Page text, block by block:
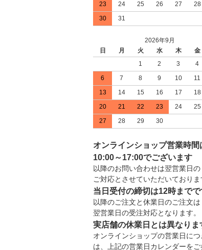
23
24 25 26 27 28
30
31
2026年9月
日
月 火 水 木 金
1
2 3 4
6
7 8 9 10 11
13
14 15 16 17 18
20
21 22 23 24 25
27
28 29 30
オンラインショップ営業時間
10:00～17:00でございます
以降のお問い合わせは翌営業日の
ご対応とさせていただいておりま
当日受付の締切は12時まで
以降のご注文と休業日のご注文は
翌営業日の受注対応となります。
実店舗の休業日とは異なりま
オンラインショップの営業日に
は、上記の営業日カレンダーを